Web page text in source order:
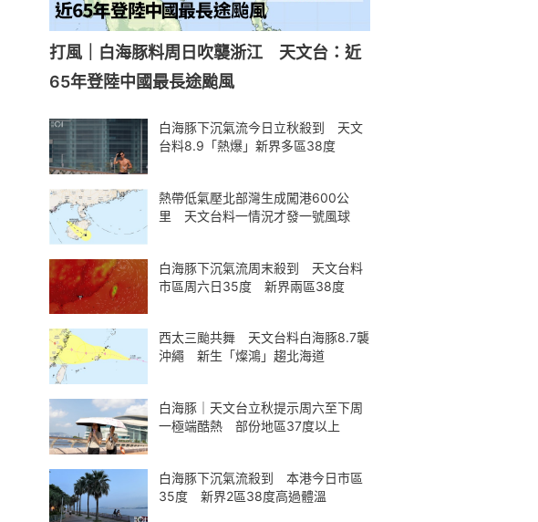
打風｜白海豚料周日吹襲浙江 天文台：近
65年登陸中國最長途颱風
白海豚下沉氣流今日立秋殺到 天文
台料8.9「熱爆」新界多區38度
熱帶低氣壓北部灣生成闖港600公
里 天文台料一情況才發一號風球
白海豚下沉氣流周末殺到 天文台料
市區周六日35度 新界兩區38度
西太三颱共舞 天文台料白海豚8.7襲
沖繩 新生「燦鴻」趨北海道
白海豚｜天文台立秋提示周六至下周
一極端酷熱 部份地區37度以上
白海豚下沉氣流殺到 本港今日市區
35度 新界2區38度高過體溫